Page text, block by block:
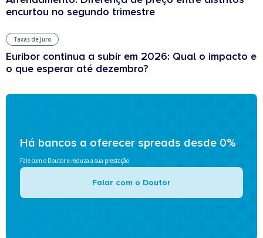
encurtou no segundo trimestre
Taxas de Juro
Euribor continua a subir em 2026: Qual o impacto e
o que esperar até dezembro?
Há bancos a oferecer spreads desde 0%
Fale com o Doutor e reduza a sua prestação
Falar com o Doutor